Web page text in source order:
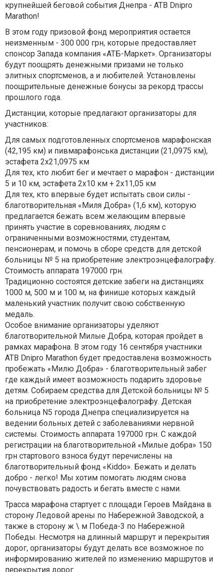
крупнейшей беговой события Днепра - ATB Dnipro
Marathon!
В этом году призовой фонд мероприятия остается
неизменным - 300 000 грн, которые предоставляет
спонсор Запада компания «АТБ-Маркет». Организаторы
будут поощрять денежными призами не только
элитных спортсменов, а и любителей. Установлены
поощрительные денежные бонусы за рекорд трассы
прошлого года.
Дистанции, которые предлагают организаторы для
участников:
Для самых подготовленных спортсменов марафонская
(42,195 км) и пивмарафонська дистанции (21,0975 км),
эстафета 2х21,0975 км
Для тех, кто любит бег и мечтает о марафон - дистанции
5 и 10 км, эстафета 2х10 км + 2х11,05 км
Для тех, кто впервые будет испытать свои силы -
благотворительная «Миля Добра» (1,6 км), которую
предлагается бежать всем желающим впервые
принять участие в соревнованиях, людям с
ограниченными возможностями, студентам,
пенсионерам, и помочь в сборе средств для детской
больницы № 5 на приобретение электроэнцефалографу.
Стоимость аппарата 197000 грн.
Традиционно состоятся детские забеги на дистанциях
1000 м, 500 м и 100 м, на финише которых каждый
маленький участник получит свою собственную
медаль.
Особое внимание организаторы уделяют
благотворительной Милые Добра, которая пройдет в
рамках марафона. В этом году 16 сентября участники
ATB Dnipro Marathon будет предоставлена ​​возможность
пробежать «Милю Добра» - благотворительный забег
где каждый имеет возможность подарить здоровье
детям. Собираем средства для Детской больницы № 5
на приобретение электроэнцефалографу. Детская
больница N5 города Днепра специализируется на
ведении больных детей с заболеваниями нервной
системы. Стоимость аппарата 197000 грн. С каждой
регистрации на благотворительной «Милые добра» 150
грн стартового взноса будут перечислены на
благотворительный фонд «Kiddo». Бежать и делать
добро - легко! Мы хотим помогать людям снова
почувствовать радость и бегать вместе с нами.
Трасса марафона стартует с площади Героев Майдана в
сторону Ледовой арены по Набережной Заводской, а
также в сторону ж \ м Победа-3 по Набережной
Победы. Несмотря на длинный маршрут и перекрытия
дорог, организаторы будут делать все возможное по
информированию жителей по изменению маршрутов и
перекрытия дорог.